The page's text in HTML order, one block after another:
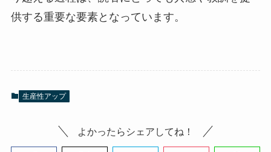
供する重要な要素となっています。
生産性アップ
よかったらシェアしてね！